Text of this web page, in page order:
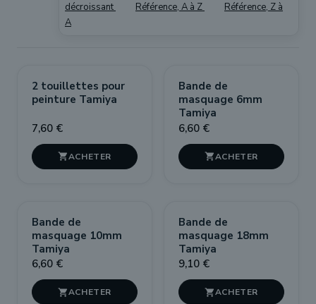
décroissant
Référence, A à Z
Référence, Z à
A
2 touillettes pour
peinture Tamiya
7,60 €

Bande de
masquage 6mm
Tamiya
6,60 €

Bande de
masquage 10mm
Tamiya
6,60 €

Bande de
masquage 18mm
Tamiya
9,10 €
